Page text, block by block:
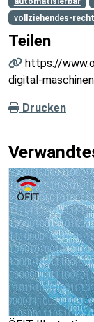
vollziehendes-recht
Teilen
https://
digital-
Drucken